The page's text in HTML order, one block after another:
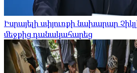
Իսրայելի սփյուռքի նախարար
մեջքից դանակահարեց